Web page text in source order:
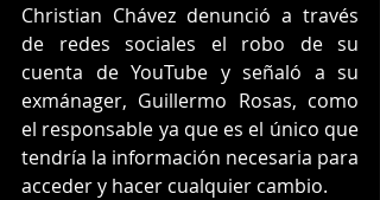
Christian Chávez denunció a través
de redes sociales el robo de su
cuenta de YouTube y señaló a su
exmánager, Guillermo Rosas, como
el responsable ya que es el único que
tendría la información necesaria para
acceder y hacer cualquier cambio.